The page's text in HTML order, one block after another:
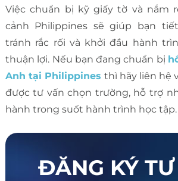
Việc chuẩn bị kỹ giấy tờ và nắm
cảnh Philippines sẽ giúp bạn
tránh rắc rối và khởi đầu hành
thuận lợi. Nếu bạn đang chuẩn bị
Anh tại Philippines thì hãy liên hệ
được tư vấn chọn trường, hỗ trợ
hành trong suốt hành trình học tập.
ĐĂNG KÝ